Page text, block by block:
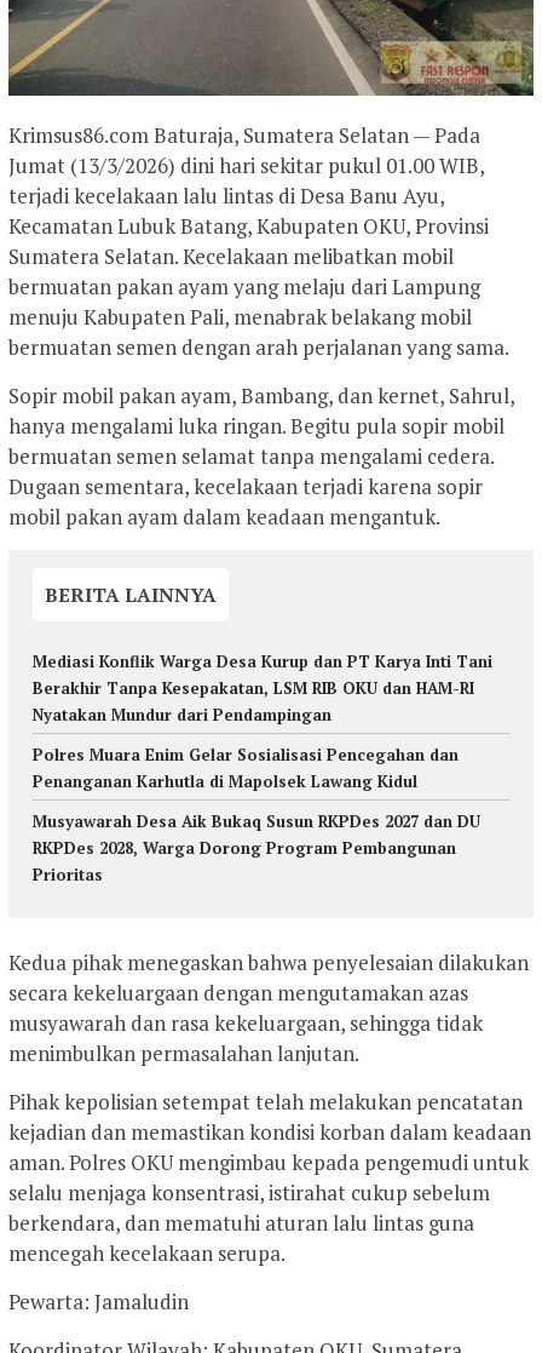
Krimsus86.com Baturaja, Sumatera Selatan — Pada
Jumat (13/3/2026) dini hari sekitar pukul 01.00 WIB,
terjadi kecelakaan lalu lintas di Desa Banu Ayu,
Kecamatan Lubuk Batang, Kabupaten OKU, Provinsi
Sumatera Selatan. Kecelakaan melibatkan mobil
bermuatan pakan ayam yang melaju dari Lampung
menuju Kabupaten Pali, menabrak belakang mobil
bermuatan semen dengan arah perjalanan yang sama.
Sopir mobil pakan ayam, Bambang, dan kernet, Sahrul,
hanya mengalami luka ringan. Begitu pula sopir mobil
bermuatan semen selamat tanpa mengalami cedera.
Dugaan sementara, kecelakaan terjadi karena sopir
mobil pakan ayam dalam keadaan mengantuk.
BERITA LAINNYA
Mediasi Konflik Warga Desa Kurup dan PT Karya Inti Tani
Berakhir Tanpa Kesepakatan, LSM RIB OKU dan HAM-RI
Nyatakan Mundur dari Pendampingan
Polres Muara Enim Gelar Sosialisasi Pencegahan dan
Penanganan Karhutla di Mapolsek Lawang Kidul
Musyawarah Desa Aik Bukaq Susun RKPDes 2027 dan DU
RKPDes 2028, Warga Dorong Program Pembangunan
Prioritas
Kedua pihak menegaskan bahwa penyelesaian dilakukan
secara kekeluargaan dengan mengutamakan azas
musyawarah dan rasa kekeluargaan, sehingga tidak
menimbulkan permasalahan lanjutan.
Pihak kepolisian setempat telah melakukan pencatatan
kejadian dan memastikan kondisi korban dalam keadaan
aman. Polres OKU mengimbau kepada pengemudi untuk
selalu menjaga konsentrasi, istirahat cukup sebelum
berkendara, dan mematuhi aturan lalu lintas guna
mencegah kecelakaan serupa.
Pewarta: Jamaludin